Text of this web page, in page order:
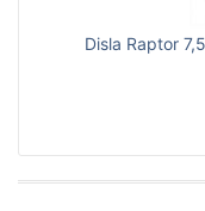
Disla Raptor